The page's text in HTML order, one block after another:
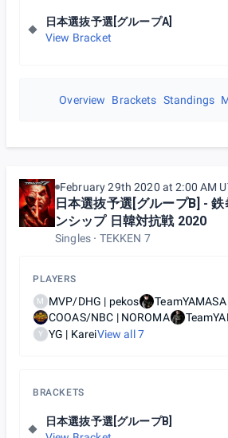
日本選抜予選[グループA]
View Bracket
Overview Brackets Standings
February 29th 2020 at 2:00 AM
日本選抜予選[グループB] -
ンシップ 日韓対抗戦 2020
Singles TEKKEN 7
PLAYERS
M MVP/DHG | pekos
TeamYAMASA
COOAS/NBC | NOROMA
Y YG | KareiView all7
BRACKETS
日本選抜予選[グループB]